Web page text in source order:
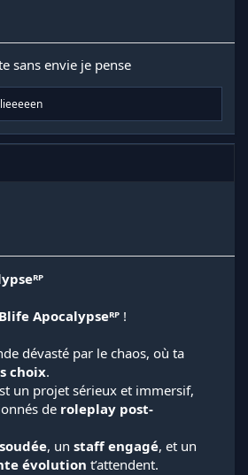
sans envie je pense
Blife Apocalypseᴿᴾ !
dévasté par le chaos, où ta
choix.
un projet sérieux et immersif,
de roleplay post-
, un staff engagé, et un
évolution t’attendent.